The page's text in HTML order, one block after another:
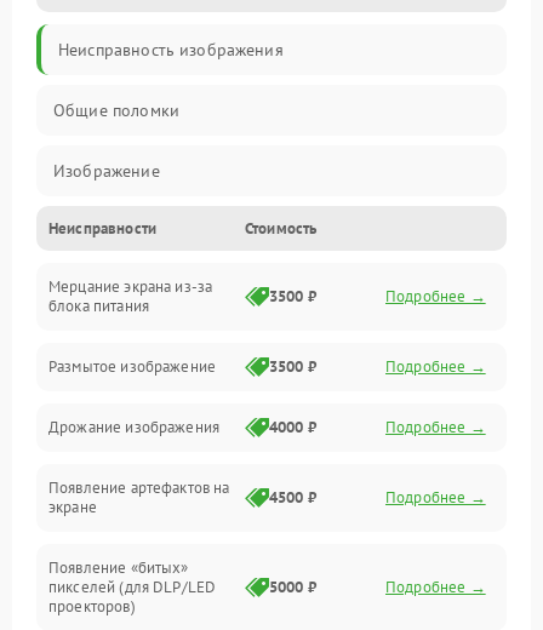
Неисправность изображения
Общие поломки
Изображение
Лампа подсветки
Неисправность управления и интерфейсов
Неисправности Стоимость
Мерцание экрана из-за
блока питания
3500 ₽ Подробнее →
Размытое изображение 3500 ₽ Подробнее →
Дрожание изображения 4000 ₽ Подробнее →
Появление артефактов на
экране
4500 ₽ Подробнее →
Появление «битых»
пикселей (для DLP/LED
проекторов)
5000 ₽ Подробнее →